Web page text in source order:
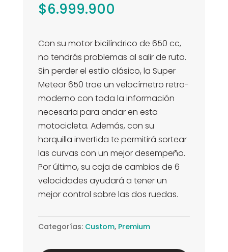
$6.999.900
Con su motor bicilíndrico de 650 cc,
no tendrás problemas al salir de ruta.
Sin perder el estilo clásico, la Super
Meteor 650 trae un velocímetro retro-
moderno con toda la información
necesaria para andar en esta
motocicleta. Además, con su
horquilla invertida te permitirá sortear
las curvas con un mejor desempeño.
Por último, su caja de cambios de 6
velocidades ayudará a tener un
mejor control sobre las dos ruedas.
Categorías: Custom, Premium